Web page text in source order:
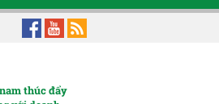
Đẩy nhanh Ô Môn III, IV để phát huy hiệu quả
thúc đẩy